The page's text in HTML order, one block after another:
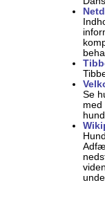
Se
med